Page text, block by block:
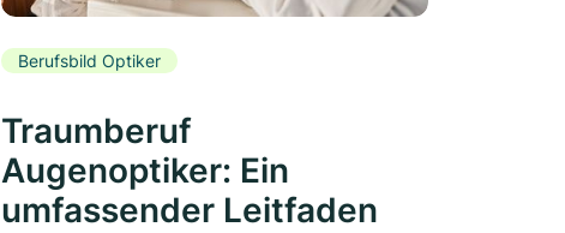
Berufsbild Optiker
Traumberuf
Augenoptiker: Ein
umfassender Leitfaden